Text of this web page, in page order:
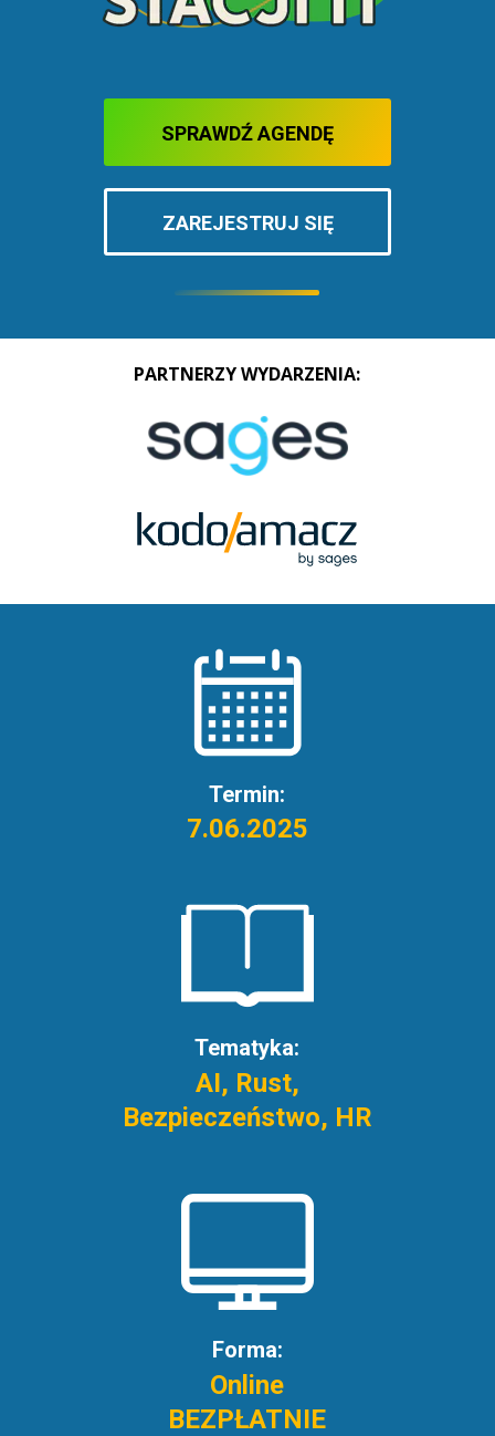
SPRAWDŹ AGENDĘ
ZAREJESTRUJ SIĘ
PARTNERZY WYDARZENIA:
Termin:
7.06.2025
AI, Rust,
Bezpieczeństwo, HR
Tematyka:
Online
BEZPŁATNIE
Forma: